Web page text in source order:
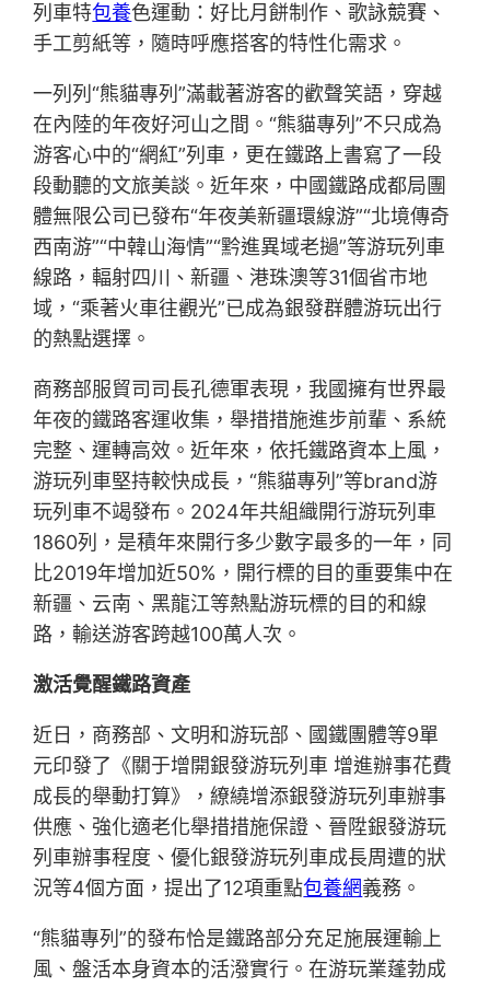
列車特包養色運動：好比月餅制作、歌詠競賽、
手工剪紙等，隨時呼應搭客的特性化需求。
一列列“熊貓專列”滿載著游客的歡聲笑語，穿越
在內陸的年夜好河山之間。“熊貓專列”不只成為
游客心中的“網紅”列車，更在鐵路上書寫了一段
段動聽的文旅美談。近年來，中國鐵路成都局團
體無限公司已發布“年夜美新疆環線游”“北境傳奇
西南游”“中韓山海情”“黔進異域老撾”等游玩列車
線路，輻射四川、新疆、港珠澳等31個省市地
域，“乘著火車往觀光”已成為銀發群體游玩出行
的熱點選擇。
商務部服貿司司長孔德軍表現，我國擁有世界最
年夜的鐵路客運收集，舉措措施進步前輩、系統
完整、運轉高效。近年來，依托鐵路資本上風，
游玩列車堅持較快成長，“熊貓專列”等brand游
玩列車不竭發布。2024年共組織開行游玩列車
1860列，是積年來開行多少數字最多的一年，同
比2019年增加近50%，開行標的目的重要集中在
新疆、云南、黑龍江等熱點游玩標的目的和線
路，輸送游客跨越100萬人次。
激活覺醒鐵路資產
近日，商務部、文明和游玩部、國鐵團體等9單
元印發了《關于增開銀發游玩列車 增進辦事花費
成長的舉動打算》，繚繞增添銀發游玩列車辦事
供應、強化適老化舉措措施保證、晉陞銀發游玩
列車辦事程度、優化銀發游玩列車成長周遭的狀
況等4個方面，提出了12項重點包養網義務。
“熊貓專列”的發布恰是鐵路部分充足施展運輸上
風、盤活本身資本的活潑實行。在游玩業蓬勃成